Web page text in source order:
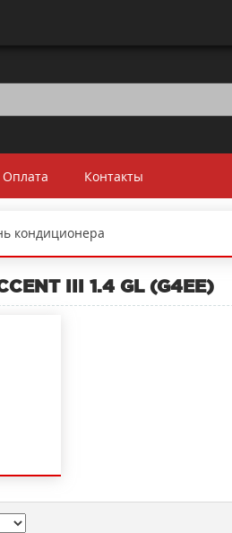
Оплата Контакты
кондиционера
III 1.4 GL (G4EE)